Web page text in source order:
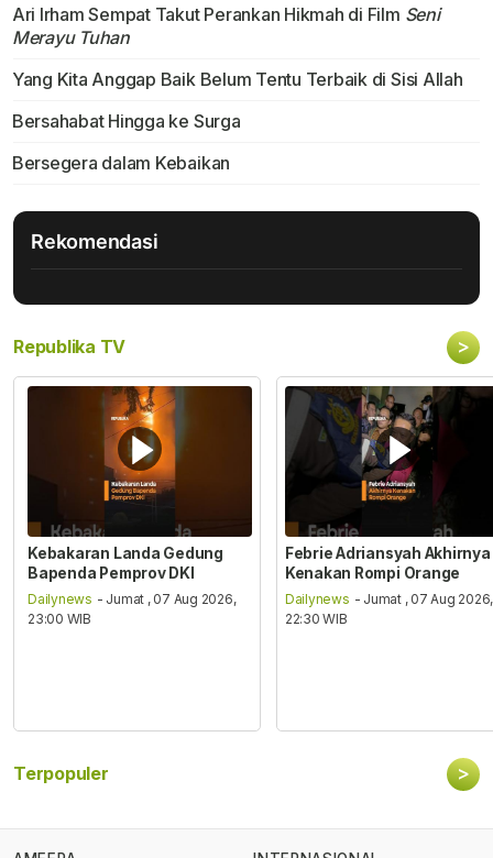
Ari Irham Sempat Takut Perankan Hikmah di Film Seni
Merayu Tuhan
Yang Kita Anggap Baik Belum Tentu Terbaik di Sisi Allah
Bersahabat Hingga ke Surga
Bersegera dalam Kebaikan
Rekomendasi
Republika TV >
Kebakaran Landa Gedung
Bapenda Pemprov DKI
Dailynews - Jumat , 07 Aug 2026,
23:00 WIB
Febrie Adriansyah Akhirnya
Kenakan Rompi Orange
Dailynews - Jumat , 07 Aug 2026,
22:30 WIB
Terpopuler >